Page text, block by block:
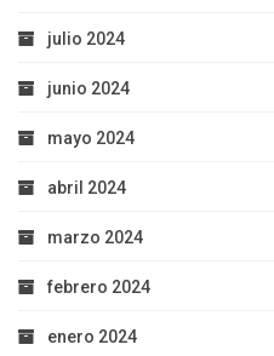
julio 2024
junio 2024
mayo 2024
abril 2024
marzo 2024
febrero 2024
enero 2024